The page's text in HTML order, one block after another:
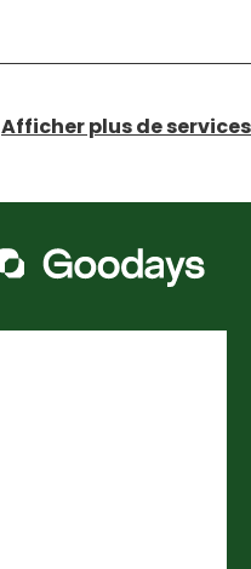
Afficher plus de services